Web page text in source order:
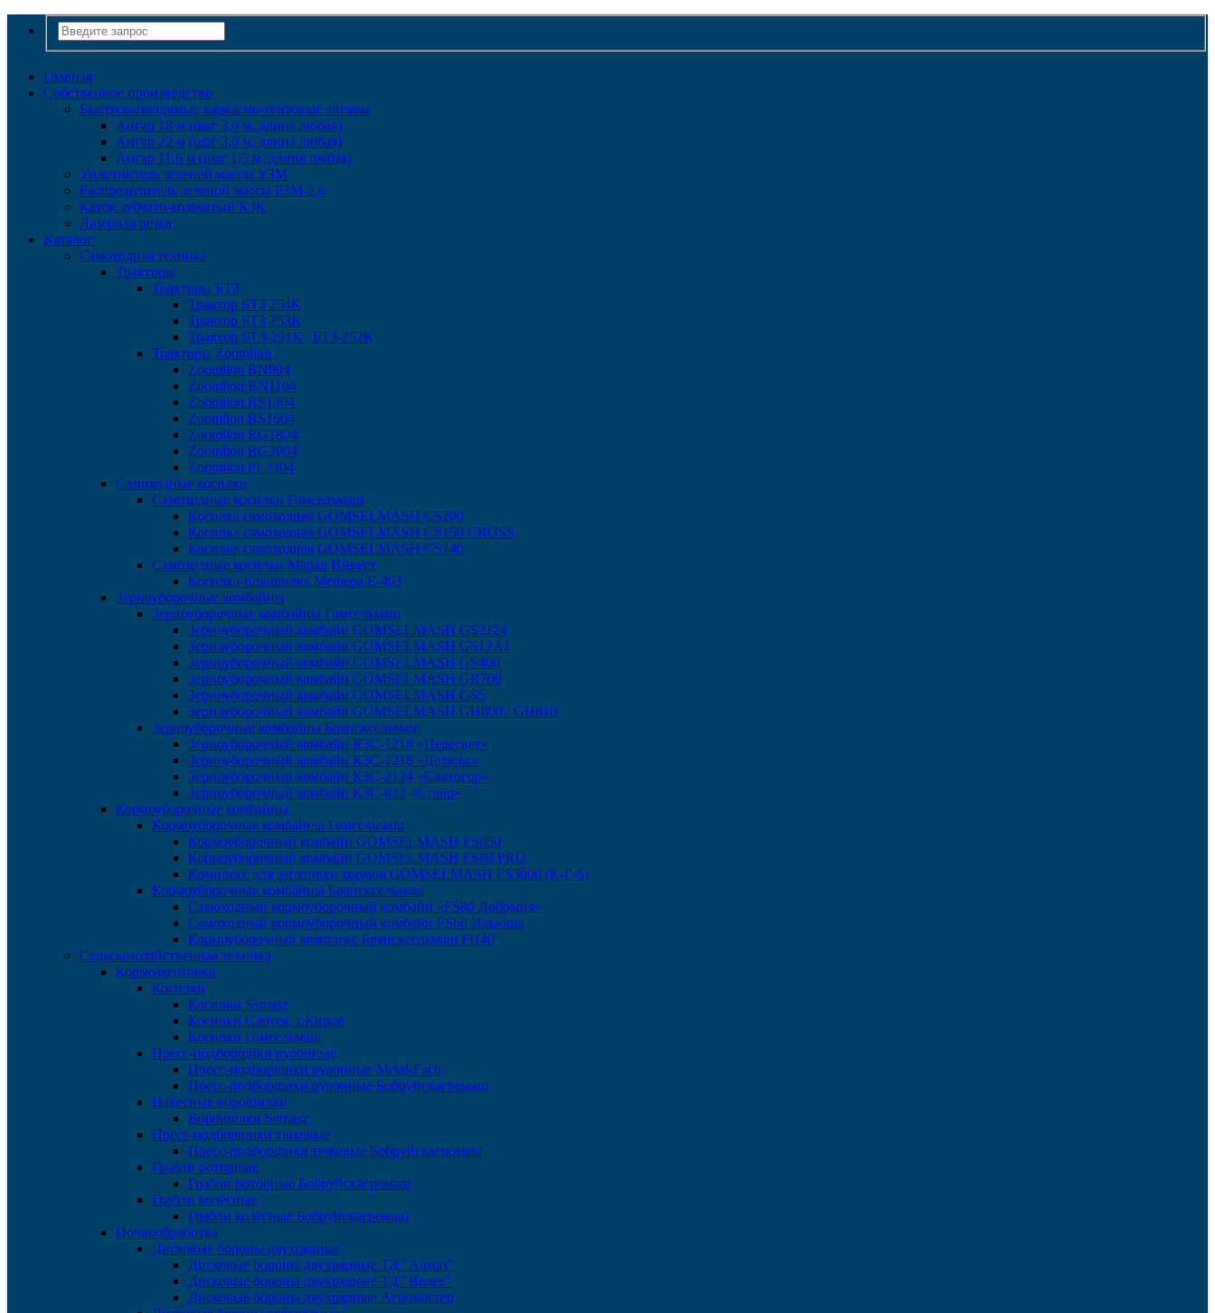
Главная
Собственное производство
Быстровозводимые каркасно-тентовые ангары
Ангар 18 м (шаг 3,0 м, длина любая)
Ангар 22 м (шаг 3,0 м, длина любая)
Ангар 11,6 м (шаг 1,5 м, длина любая)
Уплотнитель зеленой массы УЗМ
Распределитель зеленой массы РЗМ-2,6
Каток зубчато-кольчатый КЗК
Лазерная резка
Каталог
Самоходная техника
Тракторы
Тракторы БТЗ
Трактор БТЗ 254К
Трактор БТЗ 253К
Трактор БТЗ-251К / БТЗ-252К
Тракторы Zoomlion
Zoomlion RN904
Zoomlion RN1104
Zoomlion RS1304
Zoomlion RS1604
Zoomlion RG1804
Zoomlion RG2004
Zoomlion PL2304
Самоходные косилки
Самоходные косилки Гомсельмаш
Косилка самоходная GOMSELMASH CS200
Косилка самоходная GOMSELMASH CS150 CROSS
Косилка самоходная GOMSELMASH CS140
Самоходные косилки Марал Инвест
Косилка-плющилка Мещера Е-403
Зерноуборочные комбайны
Зерноуборочные комбайны Гомсельмаш
Зерноуборочный комбайн GOMSELMASH GS2124
Зерноуборочный комбайн GOMSELMASH GS12A1
Зерноуборочный комбайн GOMSELMASH GS400
Зерноуборочный комбайн GOMSELMASH GR700
Зерноуборочный комбайн GOMSELMASH GS5
Зерноуборочный комбайн GOMSELMASH GH800 / GH810
Зерноуборочные комбайны Брянсксельмаш
Зерноуборочный комбайн КЗС-1218 «Пересвет»
Зерноуборочный комбайн КЗС-1218 «Делюкс»
Зерноуборочный комбайн КЗС-2124 «Святогор»
Зерноуборочный комбайн КЗС-812 «Ставр»
Кормоуборочные комбайны
Кормоуборочные комбайны Гомсельмаш
Кормоуборочный комбайн GOMSELMASH FS650
Кормоуборочный комбайн GOMSELMASH FS80 PRO
Комплекс для заготовки кормов GOMSELMASH FS3000 (К-Г-6)
Кормоуборочные комбайны Брянсксельмаш
Самоходный кормоуборочный комбайн «FS80 Добрыня»
Самоходный кормоуборочный комбайн FS60 Ильюша
Кормоуборочный комплекс Брянсксельмаш FH40
Сельскохозяйственная техника
Кормозаготовка
Косилки
Косилки Samasz
Косилки Слотек, г.Киров
Косилки Гомсельмаш
Пресс-подборщики рулонные
Пресс-подборщики рулонные Metal-Fach
Пресс-подборщики рулонные Бобруйскагромаш
Навесные ворошилки
Ворошилки Samasz
Пресс-подборщики тюковые
Пресс-подборщики тюковые Бобруйскагромаш
Грабли роторные
Грабли роторные Бобруйскагромаш
Грабли колёсные
Грабли колёсные Бобруйскагромаш
Почвообработка
Дисковые бороны двухрядные
Дисковые бороны двухрядные ТД "Алмаз"
Дисковые бороны двухрядные ТД "Велес"
Дисковые бороны двухрядные Агромастер